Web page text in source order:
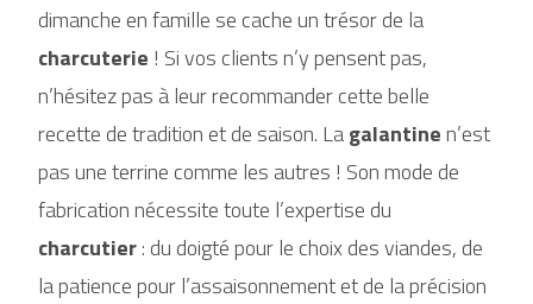
dimanche en famille se cache un trésor de la
charcuterie ! Si vos clients n’y pensent pas,
n’hésitez pas à leur recommander cette belle
recette de tradition et de saison. Lagalantinen’est
pas une terrine comme les autres ! Son mode de
fabrication nécessite toute l’expertise du
charcutier: du doigté pour le choix des viandes, de
la patience pour l’assaisonnement et de la précision